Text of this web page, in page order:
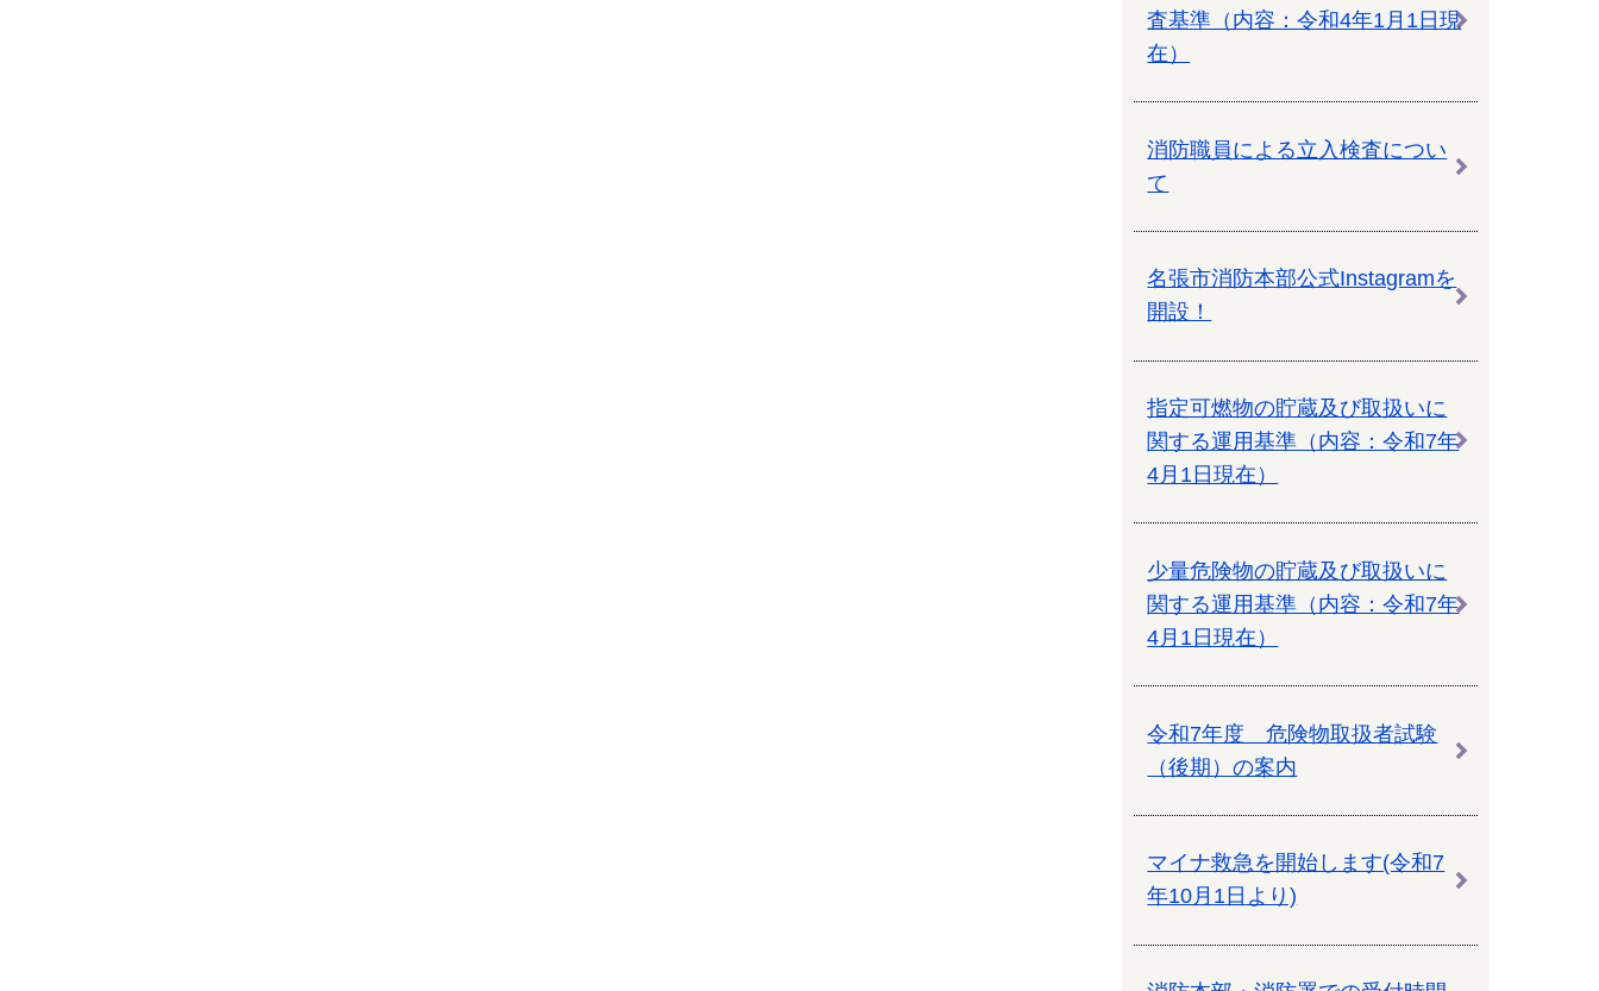
査基準（内容：令和4年1月1日現
在）
消防職員による立入検査につい
て
名張市消防本部公式Instagramを
開設！
指定可燃物の貯蔵及び取扱いに
関する運用基準（内容：令和7年
4月1日現在）
少量危険物の貯蔵及び取扱いに
関する運用基準（内容：令和7年
4月1日現在）
令和7年度 危険物取扱者試験
（後期）の案内
マイナ救急を開始します(令和7
年10月1日より)